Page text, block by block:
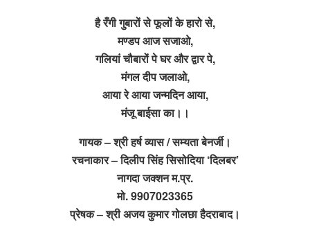
है रँगी गुबारों से फूलों के हारो से,
मण्डप आज सजाओ,
गलियां चौबारों पे घर और द्वार पे,
मंगल दीप जलाओ,
आया रे आया जन्मदिन आया,
मंजू बाईसा का।।
गायक – श्री हर्ष व्यास / सम्यता बेनर्जी।
रचनाकार – दिलीप सिंह सिसोदिया ‘दिलबर’
नागदा जक्शन म.प्र.
मो. 9907023365
प्रेषक – श्री अजय कुमार गोलछा हैदराबाद।